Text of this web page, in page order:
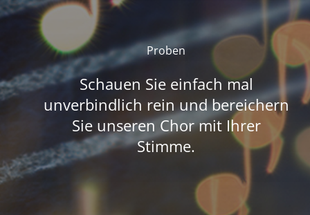
Proben
Schauen Sie einfach mal
unverbindlich rein und bereichern
Sie unseren Chor mit Ihrer
Stimme.